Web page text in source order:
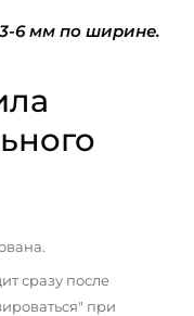
6 мм по ширине.
сразу после
при